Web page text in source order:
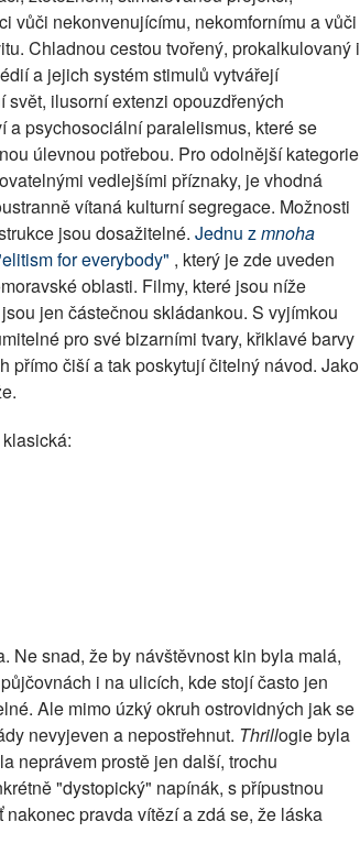
vůči nekonvenujícímu, nekomfornímu a vůči
Chladnou cestou tvořený, prokalkulovaný i
a jejich systém stimulů vytvářejí
ilusorní extenzi opouzdřených
psychosociální paralelismus, které se
úlevnou potřebou. Pro odolnější kategorie
vedlejšími příznaky, je vhodná
vítaná kulturní segregace. Možnosti
jsou dosažitelné. Jednu zmnoha
for everybody" , který je zde uveden
oblasti. Filmy, které jsou níže
jen částečnou skládankou. S vyjímkou
pro své bizarními tvary, křiklavé barvy
přímo čiší a tak poskytují čitelný návod. Jako
Ne snad, že by návštěvnost kin byla malá,
i na ulicích, kde stojí často jen
Ale mimo úzký okruh ostrovidných jak se
nevyjeven a nepostřehnut. Thrillogie byla
neprávem prostě jen další, trochu
"dystopický" napínák, s přípustnou
pravda vítězí a zdá se, že láska